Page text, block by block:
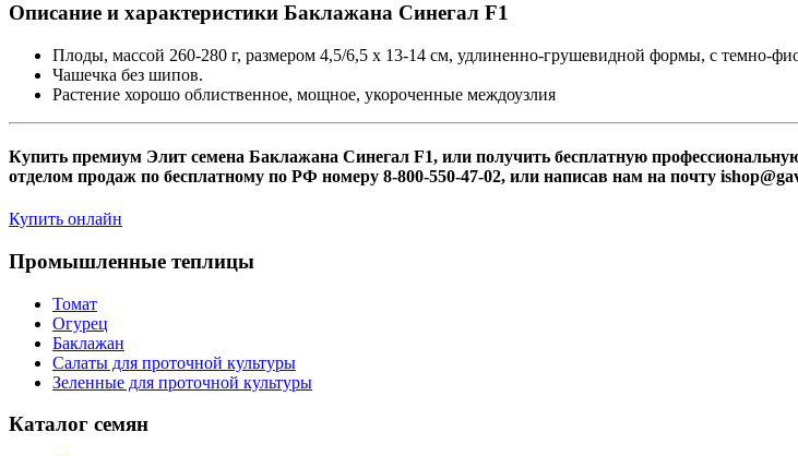
Описание и характеристики Баклажана Синегал F1
Плоды, массой 260-280 г, размером 4,5/6,5 х 13-14 см, удлиненно-грушевидной формы, с темно-
Чашечка без шипов.
Растение хорошо облиственное, мощное, укороченные междоузлия
Купить премиум Элит семена Баклажана Синегал F1, или получить бесплатную
отделом продаж по бесплатному по РФ номеру 8-800-550-47-02, или написав нам на почту
Купить онлайн
Промышленные теплицы
Томат
Огурец
Баклажан
Салаты для проточной культуры
Зеленные для проточной культуры
Каталог семян